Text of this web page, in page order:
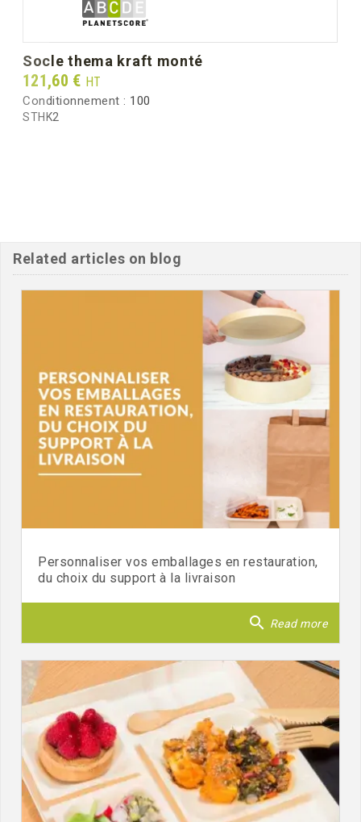
socle thema kraft monté
Prix
121,60 € HT
Conditionnement : 100
STHK2
Related articles on blog
Personnaliser vos emballages en restauration,
du choix du support à la livraison
search Read more